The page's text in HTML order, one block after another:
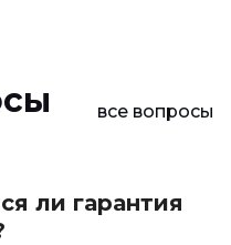
все вопросы
ли гарантия